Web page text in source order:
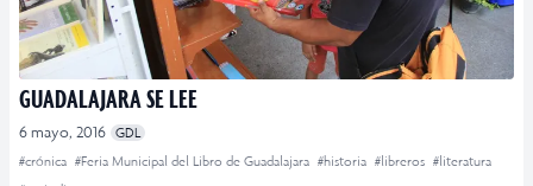
GUADALAJARA SE LEE
6 mayo, 2016 GDL
#crónica #Feria Municipal del Libro de Guadalajara #historia #libreros #literatura